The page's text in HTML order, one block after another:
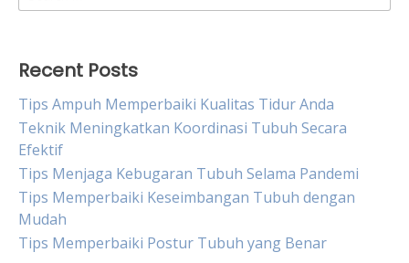
for:
Recent Posts
Tips Ampuh Memperbaiki Kualitas Tidur Anda
Teknik Meningkatkan Koordinasi Tubuh Secara
Efektif
Tips Menjaga Kebugaran Tubuh Selama Pandemi
Tips Memperbaiki Keseimbangan Tubuh dengan
Mudah
Tips Memperbaiki Postur Tubuh yang Benar